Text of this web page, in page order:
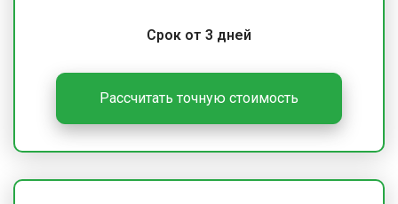
Срок от 3 дней
Рассчитать точную стоимость